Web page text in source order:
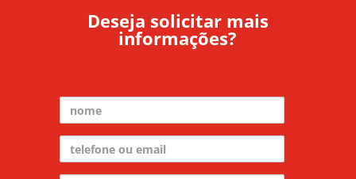
Deseja solicitar mais
informações?